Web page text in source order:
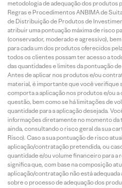
metodologia de adequação dos produtos
Regras e Procedimentos ANBIMA de
de Distribuição de Produtos de
atribuir uma pontuação máxima de risco
(conservador, moderado e agressivo),
para cada um dos produtos oferecidos
todos os clientes possam ter acesso a
das quantidades e limites da pontuação
Antes de aplicar nos produtos e/ou
material, é importante que você verifique
comporta a aplicação nos produtos e/ou
questão, bem como se há limitações de
quantidade para a aplicação desejada.
informações diretamente no momento da
ainda, consultando o risco geral da sua
Risco). Caso a sua pontuação de risco
aplicação/contratação pretendida, ou
quantidade e/ou volume financeiro para
significa que, com base na composição
aplicação/contratação não está adequada
sobre o processo de adequação dos